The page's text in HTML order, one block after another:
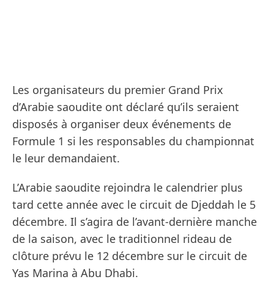
Les organisateurs du premier Grand Prix
d’Arabie saoudite ont déclaré qu’ils seraient
disposés à organiser deux événements de
Formule 1 si les responsables du championnat
le leur demandaient.
L’Arabie saoudite rejoindra le calendrier plus
tard cette année avec le circuit de Djeddah le 5
décembre. Il s’agira de l’avant-dernière manche
de la saison, avec le traditionnel rideau de
clôture prévu le 12 décembre sur le circuit de
Yas Marina à Abu Dhabi.